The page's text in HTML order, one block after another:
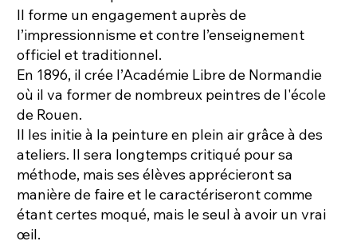
Il forme un engagement auprès de
l’impressionnisme et contre l’enseignement
officiel et traditionnel.
En 1896, il crée l’Académie Libre de Normandie
où il va former de nombreux peintres de l'école
de Rouen.
Il les initie à la peinture en plein air grâce à des
ateliers. Il sera longtemps critiqué pour sa
méthode, mais ses élèves apprécieront sa
manière de faire et le caractériseront comme
étant certes moqué, mais le seul à avoir un vrai
œil.